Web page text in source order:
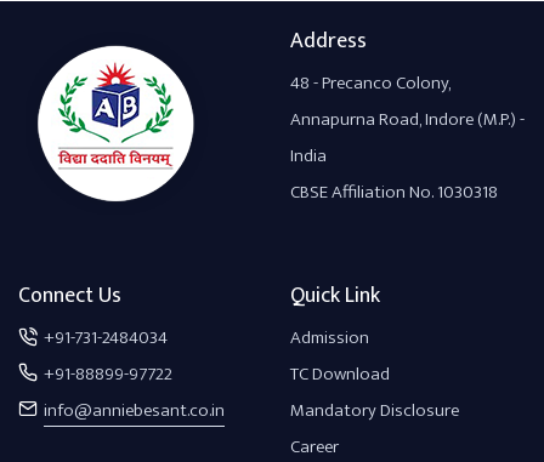
Address
48 - Precanco Colony,
Annapurna Road, Indore (M.P.) -
India
CBSE Affiliation No. 1030318
Connect Us
+91-731-2484034
+91-88899-97722
info@anniebesant.co.in
Quick Link
Admission
TC Download
Mandatory Disclosure
Career